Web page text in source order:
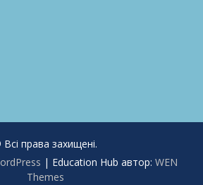
права захищені.
| Education Hub автор: WEN
Themes